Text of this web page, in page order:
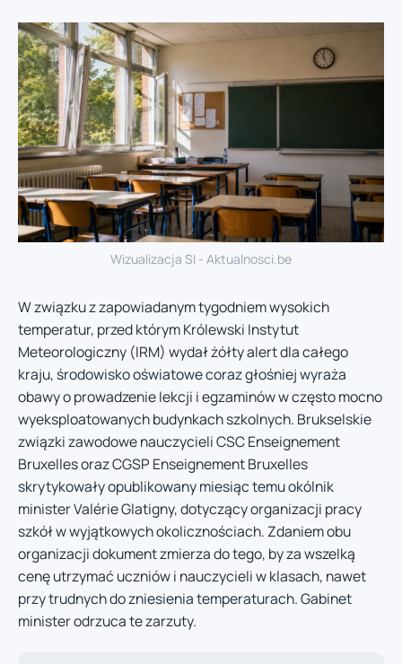
Wizualizacja SI - Aktualnosci.be
W związku z zapowiadanym tygodniem wysokich
temperatur, przed którym Królewski Instytut
Meteorologiczny (IRM) wydał żółty alert dla całego
kraju, środowisko oświatowe coraz głośniej wyraża
obawy o prowadzenie lekcji i egzaminów w często mocno
wyeksploatowanych budynkach szkolnych. Brukselskie
związki zawodowe nauczycieli CSC Enseignement
Bruxelles oraz CGSP Enseignement Bruxelles
skrytykowały opublikowany miesiąc temu okólnik
minister Valérie Glatigny, dotyczący organizacji pracy
szkół w wyjątkowych okolicznościach. Zdaniem obu
organizacji dokument zmierza do tego, by za wszelką
cenę utrzymać uczniów i nauczycieli w klasach, nawet
przy trudnych do zniesienia temperaturach. Gabinet
minister odrzuca te zarzuty.